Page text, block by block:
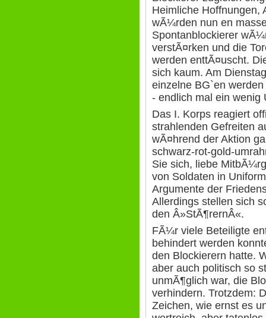
Heimliche Hoffnungen,
wÃ¼rden nun en
Spontanblockierer
verstÃ¤rken und die
werden enttÃ¤uscht.
sich kaum. Am
einzelne BG`en
- endlich mal ein wenig
Das I. Korps reagiert
strahlenden Gefreiten
wÃ¤hrend der Aktion
schwarz-rot-gold-
Sie sich, liebe
von Soldaten in
Argumente der
Allerdings stellen sich
den Â»StÃ¶rernÂ«.
FÃ¼r viele Beteiligte
behindert werden
den Blockierern hatte.
aber auch politisch so
unmÃ¶glich war, die
verhindern. Trotzdem:
Zeichen, wie ernst es